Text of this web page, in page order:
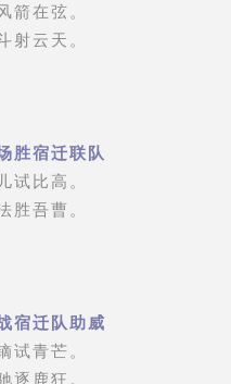
箭在弦。
射云天。
胜宿迁联队
试比高。
胜吾曹。
宿迁队助威
试青芒。
逐鹿狂。